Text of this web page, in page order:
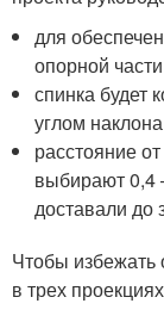
для
опорной
спинка будет
углом
расстояние
выбирают 0,4
доставали до
Чтобы избежать
в трех